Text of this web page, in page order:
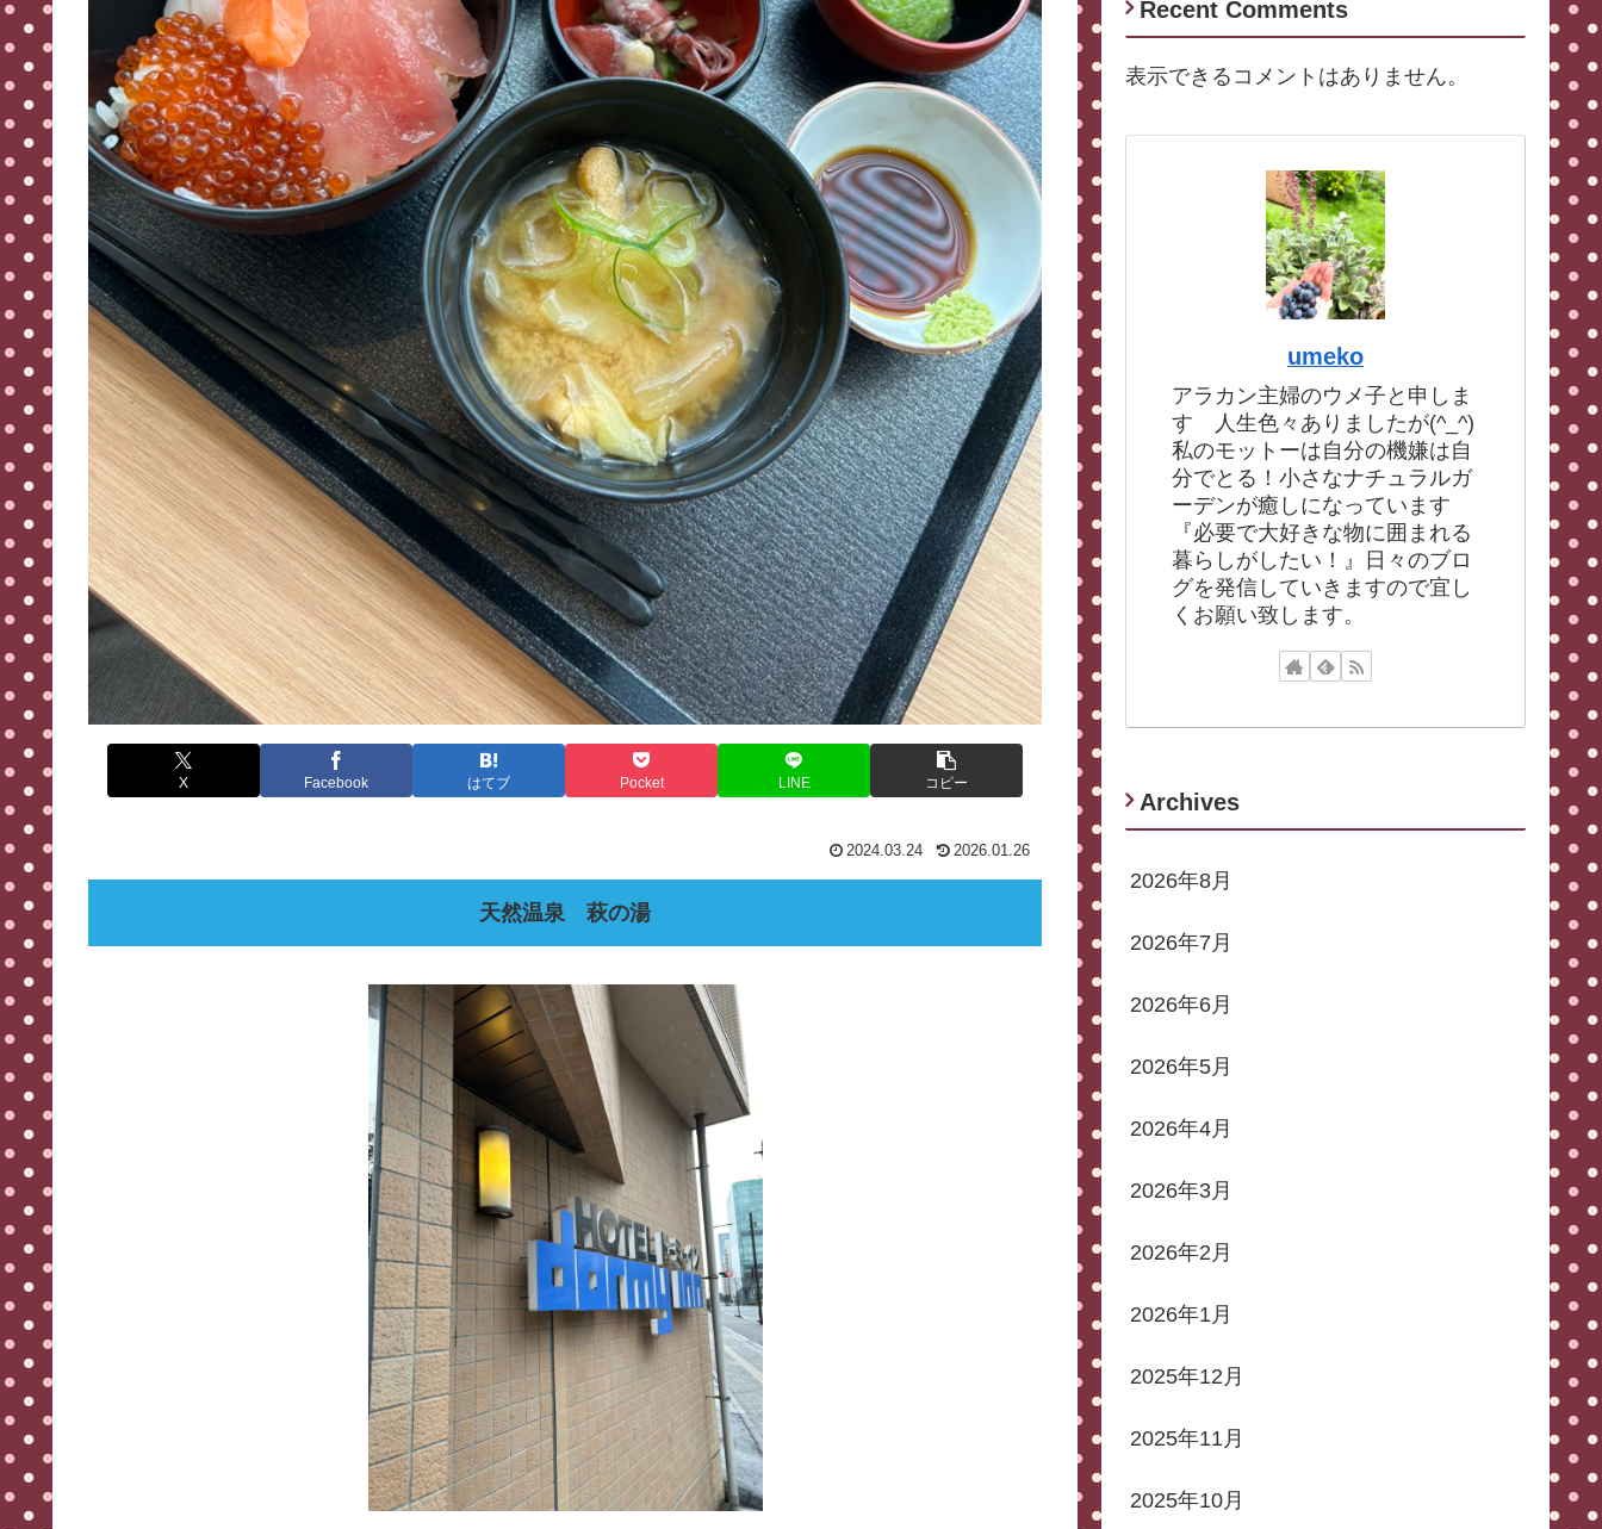
X Facebook はてブ Pocket LINE コピー
2024.03.24 2026.01.26
天然温泉 萩の湯
Recent Comments
表示できるコメントはありません。
umeko
アラカン主婦のウメ子と申しま
す 人生色々ありましたが(^_^)
私のモットーは自分の機嫌は自
分でとる！小さなナチュラルガ
ーデンが癒しになっています
『必要で大好きな物に囲まれる
暮らしがしたい！』日々のブロ
グを発信していきますので宜し
くお願い致します。
Archives
2026年8月
2026年7月
2026年6月
2026年5月
2026年4月
2026年3月
2026年2月
2026年1月
2025年12月
2025年11月
2025年10月